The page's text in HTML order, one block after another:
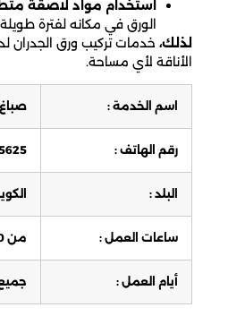
استخدام مواد لاصقة
الورق في مكانه لفترة
لذلك، خدمات تركيب ورق الجدران
الأناقة لأي مساحة.
اسم الخدمة :
رقم الهاتف :
البلد :
ساعات العمل : من 10 ص – 9 م
أيام العمل :